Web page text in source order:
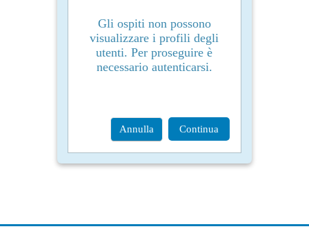
Gli ospiti non possono
visualizzare i profili degli
utenti. Per proseguire è
necessario autenticarsi.
Annulla Continua